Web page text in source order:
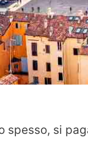
spesso, si